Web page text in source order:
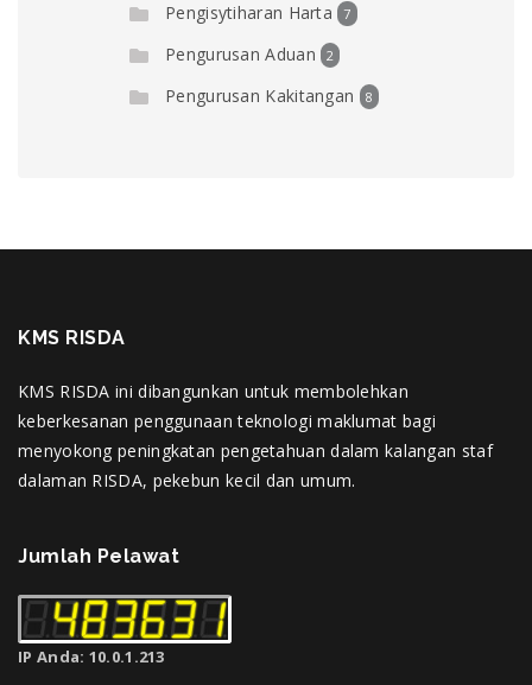
Pengisytiharan Harta 7
Pengurusan Aduan 2
Pengurusan Kakitangan 8
KMS RISDA
KMS RISDA ini dibangunkan untuk membolehkan
keberkesanan penggunaan teknologi maklumat bagi
menyokong peningkatan pengetahuan dalam kalangan staf
dalaman RISDA, pekebun kecil dan umum.
Jumlah Pelawat
IP Anda: 10.0.1.213